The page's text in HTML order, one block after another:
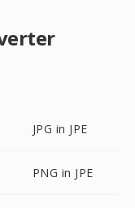
JPG in JPE
PNG in JPE